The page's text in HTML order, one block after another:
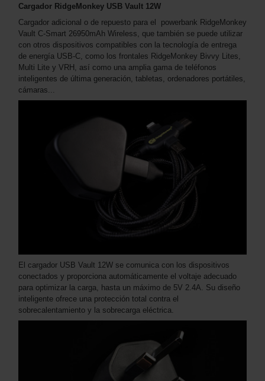
Cargador RidgeMonkey USB Vault 12W
Cargador adicional o de repuesto para el powerbank RidgeMonkey
Vault C-Smart 26950mAh Wireless, que también se puede utilizar
con otros dispositivos compatibles con la tecnología de entrega
de energía USB-C, como los frontales RidgeMonkey Bivvy Lites,
Multi Lite y VRH, así como una amplia gama de teléfonos
inteligentes de última generación, tabletas, ordenadores portátiles,
cámaras...
El cargador USB Vault 12W se comunica con los dispositivos
conectados y proporciona automáticamente el voltaje adecuado
para optimizar la carga, hasta un máximo de 5V 2.4A. Su diseño
inteligente ofrece una protección total contra el
sobrecalentamiento y la sobrecarga eléctrica.